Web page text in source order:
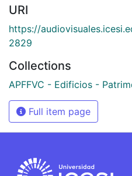
URI
https://
2829
Collections
APFFVC - Edificios -
Full item page